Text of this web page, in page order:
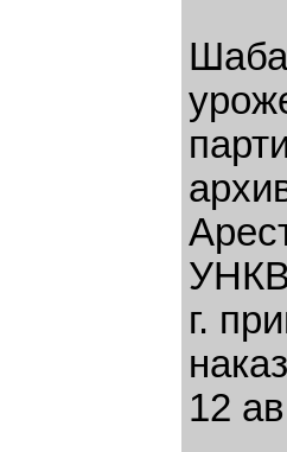
г.
12